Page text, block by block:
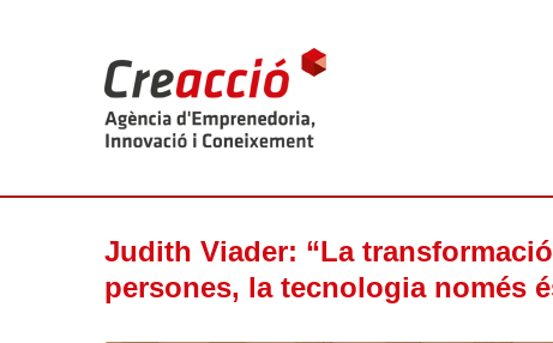
Judith Viader: “La
persones, la tecnologia només